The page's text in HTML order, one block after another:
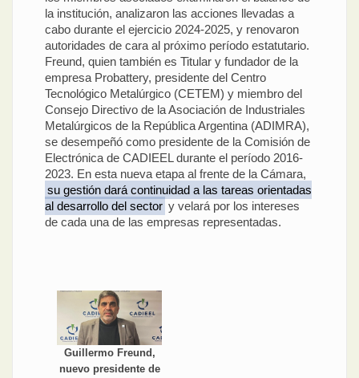
la institución, analizaron las acciones llevadas a
cabo durante el ejercicio 2024-2025, y renovaron
autoridades de cara al próximo período estatutario.
Freund, quien también es Titular y fundador de la
empresa Probattery, presidente del Centro
Tecnológico Metalúrgico (CETEM) y miembro del
Consejo Directivo de la Asociación de Industriales
Metalúrgicos de la República Argentina (ADIMRA),
se desempeñó como presidente de la Comisión de
Electrónica de CADIEEL durante el período 2016-
2023. En esta nueva etapa al frente de la Cámara,
su gestión dará continuidad a las tareas orientadas
al desarrollo del sector y velará por los intereses
de cada una de las empresas representadas.
Guillermo Freund,
nuevo presidente de